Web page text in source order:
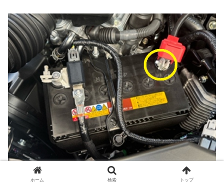
ホーム 検索 トップ